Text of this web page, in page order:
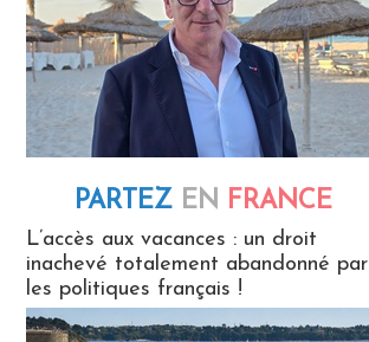
PARTEZ EN FRANCE
L’accès aux vacances : un droit
inachevé totalement abandonné par
les politiques français !